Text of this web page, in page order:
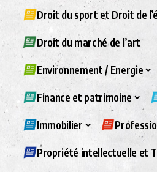
Droit du sport et Droit de
Droit du marché de l’art
Environnement / Energie
Finance et patrimoine
Immobilier
Propriété intellectuelle et